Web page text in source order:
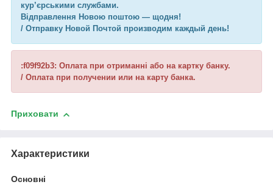
кур’єрськими службами.
Відправлення Новою поштою — щодня!
/ Отправку Новой Почтой производим каждый день!
:f09f92b3: Оплата при отриманні або на картку банку.
/ Оплата при получении или на карту банка.
Приховати
Характеристики
Основні